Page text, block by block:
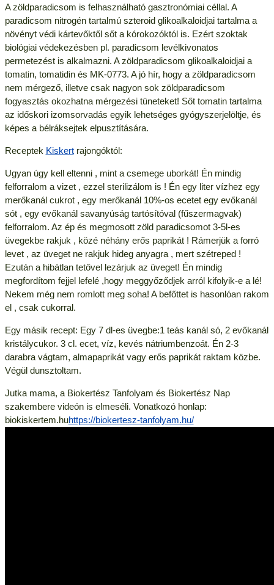
A zöldparadicsom is felhasználható gasztronómiai céllal. A
paradicsom nitrogén tartalmú szteroid glikoalkaloidjai tartalma a
növényt védi kártevőktől sőt a kórokozóktól is. Ezért szoktak
biológiai védekezésben pl. paradicsom levélkivonatos
permetezést is alkalmazni. A zöldparadicsom glikoalkaloidjai a
tomatin, tomatidin és MK-0773. A jó hír, hogy a zöldparadicsom
nem mérgező, illetve csak nagyon sok zöldparadicsom
fogyasztás okozhatna mérgezési tüneteket! Sőt tomatin tartalma
az időskori izomsorvadás egyik lehetséges gyógyszerjelöltje, és
képes a bélráksejtek elpusztítására.
Receptek Kiskertrajongóktól:
Ugyan úgy kell eltenni , mint a csemege uborkát! Én mindig
felforralom a vizet , ezzel sterilizálom is ! Én egy liter vízhez egy
merőkanál cukrot , egy merőkanál 10%-os ecetet egy evőkanál
sót , egy evőkanál savanyúság tartósítóval (fűszermagvak)
felforralom. Az ép és megmosott zöld paradicsomot 3-5l-es
üvegekbe rakjuk , közé néhány erős paprikát ! Rámerjük a forró
levet , az üveget ne rakjuk hideg anyagra , mert szétreped !
Ezután a hibátlan tetővel lezárjuk az üveget! Én mindig
megfordítom fejjel lefelé ,hogy meggyőződjek arról kifolyik-e a lé!
Nekem még nem romlott meg soha! A befőttet is hasonlóan rakom
el , csak cukorral.
Egy másik recept: Egy 7 dl-es üvegbe:1 teás kanál só, 2 evőkanál
kristálycukor. 3 cl. ecet, víz, kevés nátriumbenzoát. Én 2-3
darabra vágtam, almapaprikát vagy erős paprikát raktam közbe.
Végül dunsztoltam.
Jutka mama, a Biokertész Tanfolyam és Biokertész Nap
szakembere videón is elmeséli. Vonatkozó honlap:
biokiskertem.huhttps://biokertesz-tanfolyam.hu/